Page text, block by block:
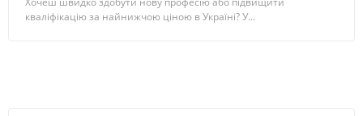
кваліфікацію за найнижчою ціною в Україні? У...